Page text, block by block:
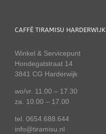
CAFFÈ TIRAMISU HARDERWIJK
Winkel & Servicepunt
Hondegatstraat 14
3841 CG Harderwijk
wo/vr. 11.00 – 17.30
za. 10.00 – 17.00
tel. 0654.688.644
info@tiramisu.nl